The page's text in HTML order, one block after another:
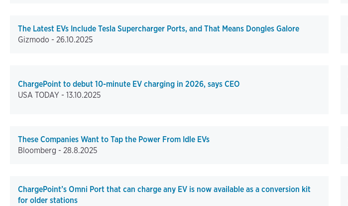
The Latest EVs Include Tesla Supercharger Ports, and That Means Dongles Galore
Gizmodo - 26.10.2025
ChargePoint to debut 10-minute EV charging in 2026, says CEO
USA TODAY - 13.10.2025
These Companies Want to Tap the Power From Idle EVs
Bloomberg - 28.8.2025
ChargePoint’s Omni Port that can charge any EV is now available as a conversion kit
for older stations